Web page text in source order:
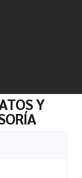
Y